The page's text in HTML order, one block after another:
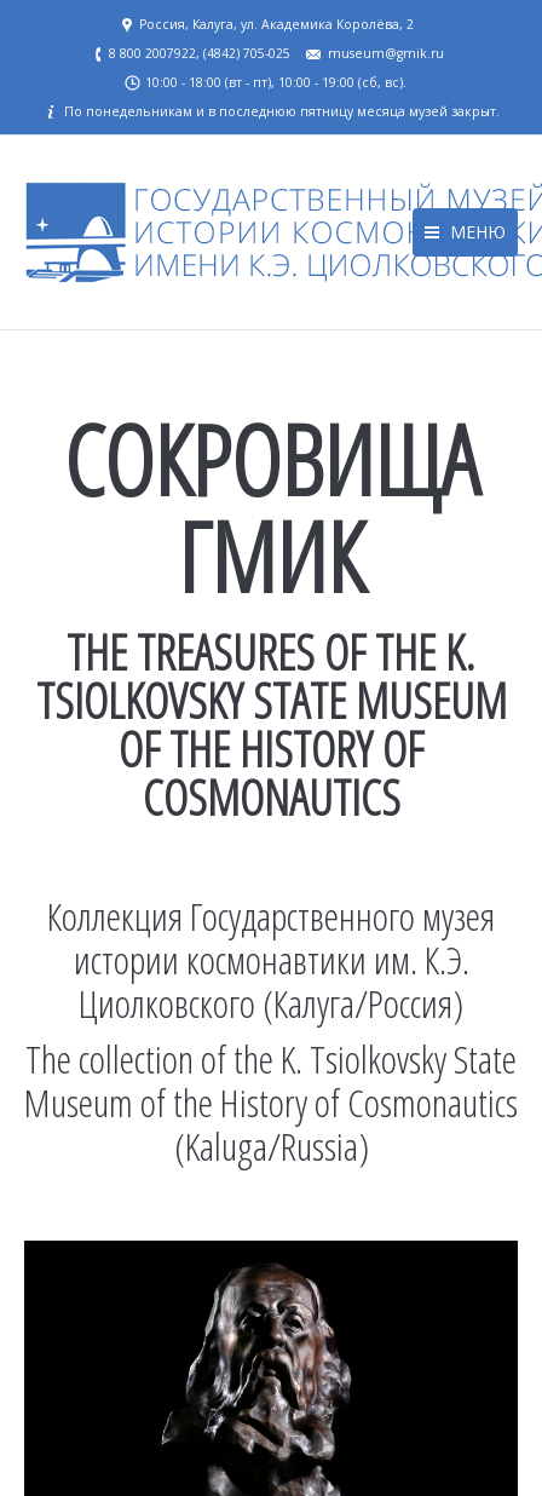
Россия, Калуга, ул. Академика Королёва, 2
8 800 2007922, (4842) 705-025
museum@gmik.ru
10:00 - 18:00 (вт - пт), 10:00 - 19:00 (сб, вс).
По понедельникам и в последнюю пятницу месяца музей закрыт.
МЕНЮ
СОКРОВИЩА
ГМИК
THE TREASURES OF THE K.
TSIOLKOVSKY STATE MUSEUM
OF THE HISTORY OF
COSMONAUTICS
Коллекция Государственного музея
истории космонавтики им. К.Э.
Циолковского (Калуга/Россия)
The collection of the K. Tsiolkovsky State
Museum of the History of Cosmonautics
(Kaluga/Russia)